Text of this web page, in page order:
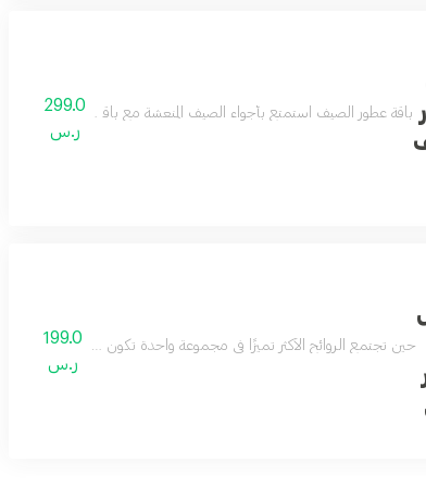
باقة عطور الصيف استمتع بأجواء الصيف المنعشة مع باقة عطور الصيف،
299.0
ر.س
حين تجتمع الروائح الأكثر تميزًا في مجموعة واحدة تكون النتيجة تجربة عطرية لا تشبه غيرها تضم هذه التشكيلة 10 عطور 15 مل مختارة بعناية تتنقل بين النفحات الشرقية والزهرية والمنعشة لتمنحك تنوعًا يواكب كل وقت وكل مزاج ويجسد
199.0
ر.س